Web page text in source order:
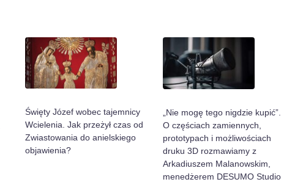
Święty Józef wobec tajemnicy
Wcielenia. Jak przeżył czas od
Zwiastowania do anielskiego
objawienia?
„Nie mogę tego nigdzie kupić”.
O częściach zamiennych,
prototypach i możliwościach
druku 3D rozmawiamy z
Arkadiuszem Malanowskim,
menedżerem DESUMO Studio